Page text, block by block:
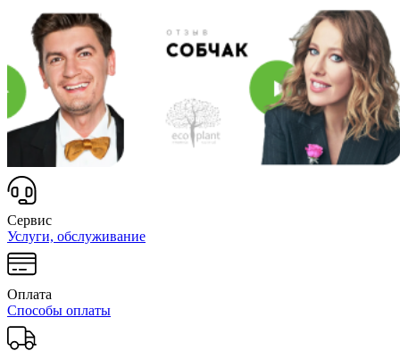
Сервис
Услуги, обслуживание
Оплата
Способы оплаты